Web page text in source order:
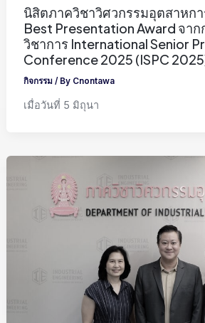
นิสิตภาควิชาวิศวกรรมอุตสาหกา
Best Presentation Award จา
วิชาการ International Senior
Conference 2025 (ISPC
กิจกรรม / By Cnontawa
เมื่อวันที่ 5 มิถุนา